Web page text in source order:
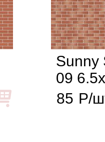
Sunny
09
85 Р/